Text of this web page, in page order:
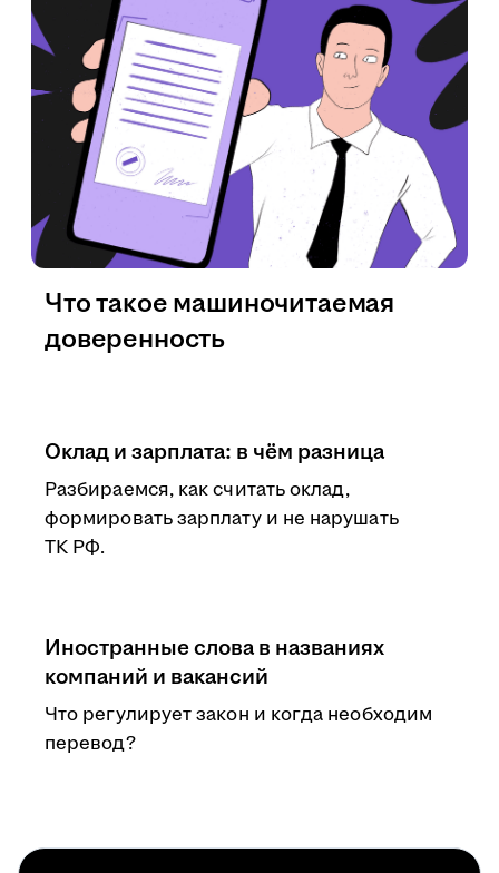
Оклад и зарплата: в чём разница
Разбираемся, как считать оклад,
формировать зарплату и не нарушать
ТК РФ.
Иностранные слова в названиях
компаний и вакансий
Что регулирует закон и когда необходим
перевод?
Что такое машиночитаемая
доверенность